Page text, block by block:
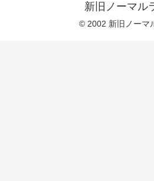
新旧ノーマル
© 2002 新旧ノーマ